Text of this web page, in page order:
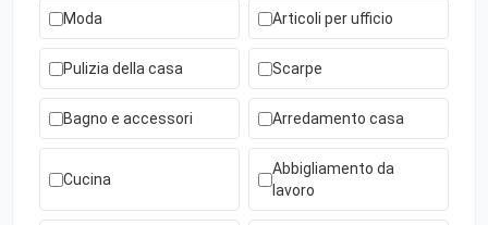
Moda Articoli per ufficio
Pulizia della casa Scarpe
Bagno e accessori Arredamento casa
Cucina
Abbigliamento da
lavoro